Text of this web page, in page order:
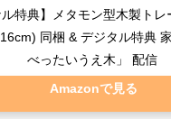
ル特典】メタモン型木製トレ
同梱 & デジタル特典
べったいうえ木」 配信
Amazonで見る